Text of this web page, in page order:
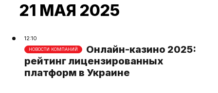
21 МАЯ 2025
12:10
НОВОСТИ КОМПАНИЙ
Онлайн-казино 2025:
рейтинг лицензированных
платформ в Украине